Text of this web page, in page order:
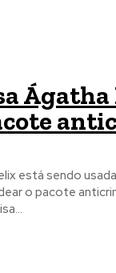
está sendo
o pacote